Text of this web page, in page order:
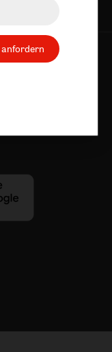
Datenschutz